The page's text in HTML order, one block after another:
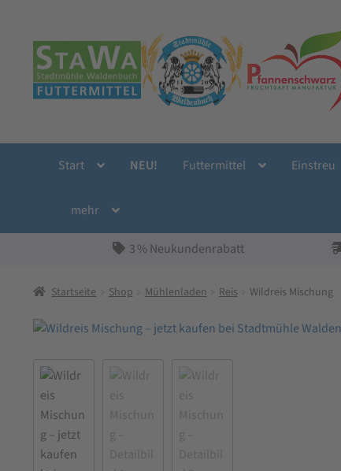
Navigation
springen
Inhalt
springen
Start NEU! Futtermittel Einstreu
mehr
3 % Neukundenrabatt
Startseite Shop Mühlenladen Reis Wildreis Mischung